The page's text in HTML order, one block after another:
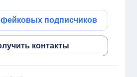
подписчиков
контакты